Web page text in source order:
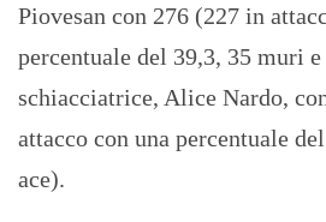
Piovesan con 276 (227 in
percentuale del 39,3, 35 muri
schiacciatrice, Alice Nardo,
attacco con una percentuale
ace).